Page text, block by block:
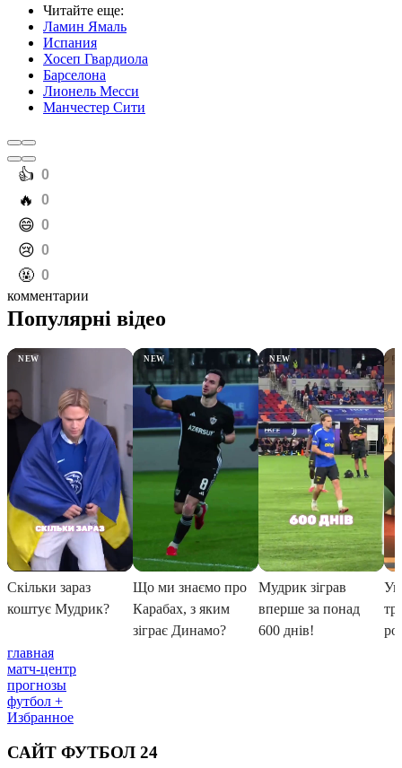
Читайте еще:
Ламин Ямаль
Испания
Хосеп Гвардиола
Барселона
Лионель Месси
Манчестер Сити
️👍 0
️🔥 0
️😄 0
️😢 0
️🤬 0
комментарии
главная
матч-центр
прогнозы
футбол +
Избранное
САЙТ ФУТБОЛ 24